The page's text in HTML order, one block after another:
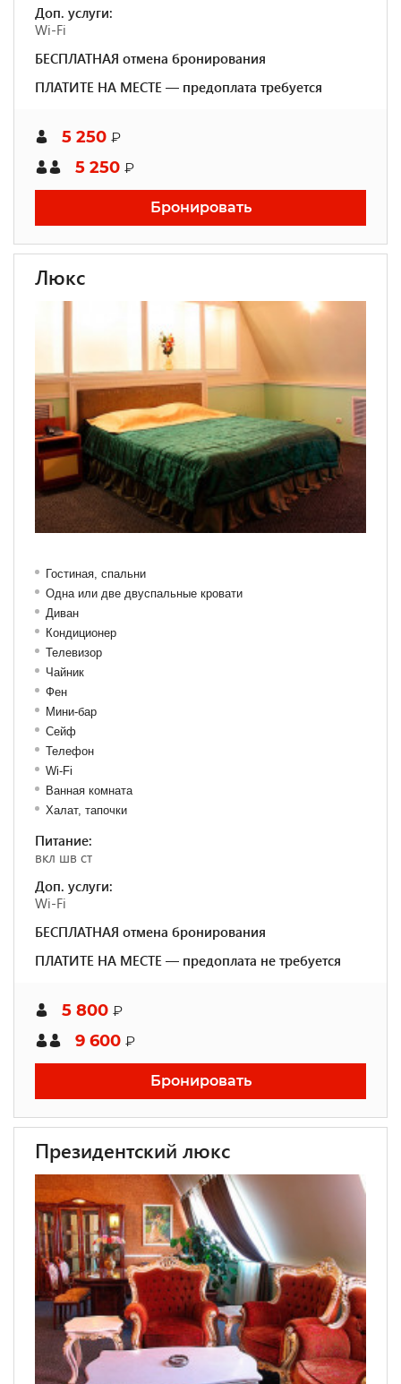
Доп. услуги:
Wi-Fi
БЕСПЛАТНАЯ отмена бронирования
ПЛАТИТЕ НА МЕСТЕ — предоплата требуется
5 250 ₽
5 250 ₽
Бронировать
Люкс
Гостиная, спальни
Одна или две двуспальные кровати
Диван
Кондиционер
Телевизор
Чайник
Фен
Мини-бар
Сейф
Телефон
Wi-Fi
Ванная комната
Халат, тапочки
Питание:
вкл шв ст
Доп. услуги:
Wi-Fi
БЕСПЛАТНАЯ отмена бронирования
ПЛАТИТЕ НА МЕСТЕ — предоплата не требуется
5 800 ₽
9 600 ₽
Бронировать
Президентский люкс